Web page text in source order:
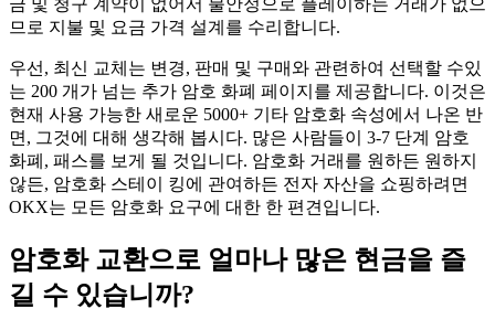
금 및 청구 계약이 없어서 불안정으로 플레이하는 거래가 없으
므로 지불 및 요금 가격 설계를 수리합니다.
우선, 최신 교체는 변경, 판매 및 구매와 관련하여 선택할 수있
는 200 개가 넘는 추가 암호 화폐 페이지를 제공합니다. 이것은
현재 사용 가능한 새로운 5000+ 기타 암호화 속성에서 나온 반
면, 그것에 대해 생각해 봅시다. 많은 사람들이 3-7 단계 암호
화폐, 패스를 보게 될 것입니다. 암호화 거래를 원하든 원하지
않든, 암호화 스테이 킹에 관여하든 전자 자산을 쇼핑하려면
OKX는 모든 암호화 요구에 대한 한 편견입니다.
암호화 교환으로 얼마나 많은 현금을 즐
길 수 있습니까?